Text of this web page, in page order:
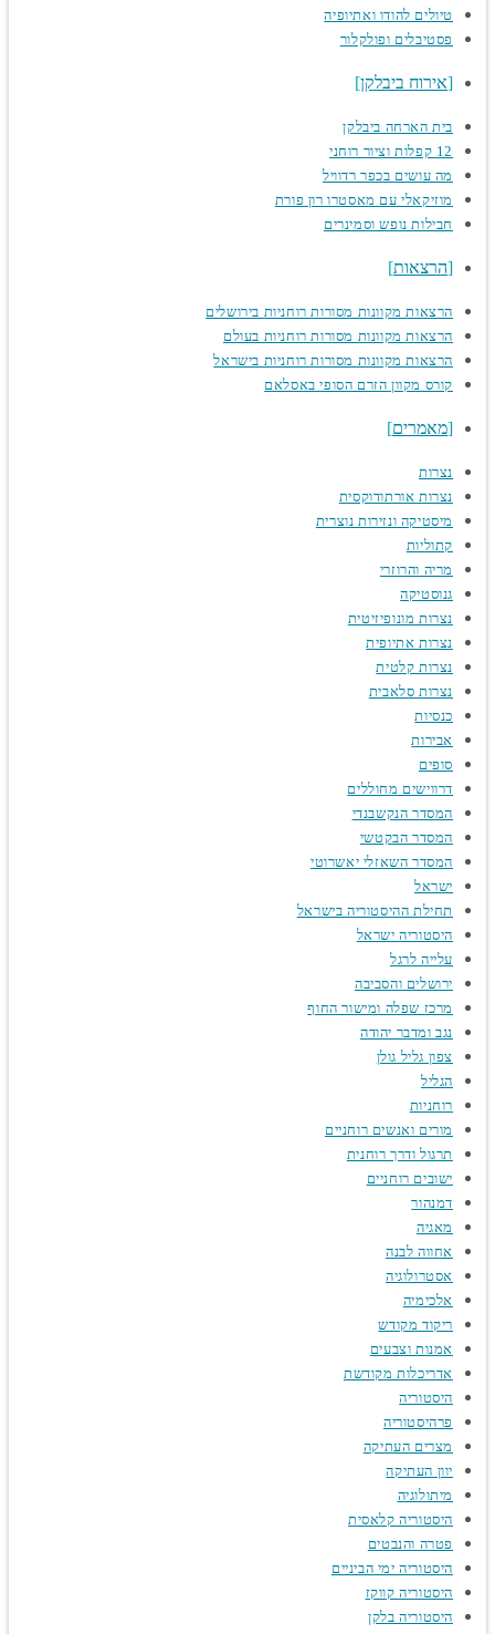
טיולים להודו ואתיופיה
פסטיבלים ופולקלור
אירוח ביבלקן
בית הארחה ביבלקן
מה עושים בכפר רדוויל
מוזיקאלי עם מאסטרו רון פורת
חבילות נופש וסמינרים
הרצאות
הרצאות מקוונות מסורות רוחניות בירושלים
הרצאות מקוונות מסורות רוחניות בעולם
הרצאות מקוונות מסורות רוחניות בישראל
קורס מקוון הזרם הסופי באסלאם
מאמרים
נצרות
נצרות אורתודוקסית
מיסטיקה ונזירות נוצרית
קתוליות
מריה והרוזרי
גנוסטיקה
נצרות מונופיזיטית
נצרות אתיופית
נצרות קלטית
נצרות סלאבית
כנסיות
אבירות
סופים
דרווישים מחוללים
המסדר הנקשבנדי
המסדר הבקטשי
המסדר השאזלי יאשרוטי
ישראל
תחילת ההיסטוריה בישראל
היסטוריה ישראל
עלייה לרגל
ירושלים והסביבה
מרכז שפלה ומישור החוף
נגב ומדבר יהודה
צפון גליל גולן
הגליל
רוחניות
מורים ואנשים רוחניים
תרגול ודרך רוחנית
ישובים רוחניים
דמנהור
מאגיה
אחווה לבנה
אסטרולוגיה
אלכימיה
ריקוד מקודש
אמנות וצבעים
אדריכלות מקודשת
היסטוריה
פרהיסטוריה
מצרים העתיקה
יוון העתיקה
מיתולוגיה
היסטוריה קלאסית
פטרה והנבטים
היסטוריה ימי הביניים
היסטוריה קווקז
היסטוריה בלקן